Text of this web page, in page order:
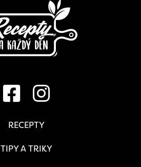
RECEPTY
TIPY A TRIKY